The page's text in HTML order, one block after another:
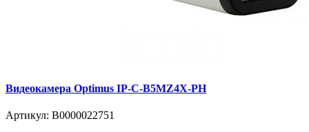
Видеокамера Optimus IP-C-B5MZ4X-PH
Артикул: В0000022751